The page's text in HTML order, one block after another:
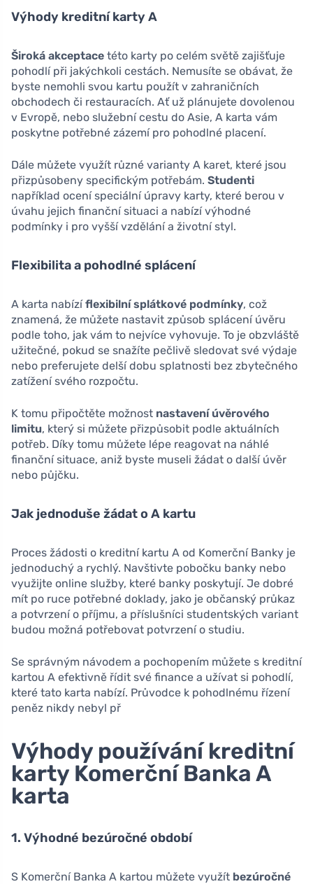
Výhody kreditní karty A
Široká akceptace této karty po celém světě zajišťuje
pohodlí při jakýchkoli cestách. Nemusíte se obávat, že
byste nemohli svou kartu použít v zahraničních
obchodech či restauracích. Ať už plánujete dovolenou
v Evropě, nebo služební cestu do Asie, A karta vám
poskytne potřebné zázemí pro pohodlné placení.
Dále můžete využít různé varianty A karet, které jsou
přizpůsobeny specifickým potřebám. Studenti
například ocení speciální úpravy karty, které berou v
úvahu jejich finanční situaci a nabízí výhodné
podmínky i pro vyšší vzdělání a životní styl.
Flexibilita a pohodlné splácení
A karta nabízíflexibilní splátkové podmínky, což
znamená, že můžete nastavit způsob splácení úvěru
podle toho, jak vám to nejvíce vyhovuje. To je obzvláště
užitečné, pokud se snažíte pečlivě sledovat své výdaje
nebo preferujete delší dobu splatnosti bez zbytečného
zatížení svého rozpočtu.
K tomu připočtěte možnost nastavení úvěrového
limitu, který si můžete přizpůsobit podle aktuálních
potřeb. Díky tomu můžete lépe reagovat na náhlé
finanční situace, aniž byste museli žádat o další úvěr
nebo půjčku.
Jak jednoduše žádat o A kartu
Proces žádosti o kreditní kartu A od Komerční Banky je
jednoduchý a rychlý. Navštivte pobočku banky nebo
využijte online služby, které banky poskytují. Je dobré
mít po ruce potřebné doklady, jako je občanský průkaz
a potvrzení o příjmu, a příslušníci studentských variant
budou možná potřebovat potvrzení o studiu.
Se správným návodem a pochopením můžete s kreditní
kartou A efektivně řídit své finance a užívat si pohodlí,
které tato karta nabízí. Průvodce k pohodlnému řízení
peněz nikdy nebyl př
Výhody používání kreditní
karty Komerční Banka A
karta
1. Výhodné bezúročné období
S Komerční Banka A kartou můžete využít bezúročné